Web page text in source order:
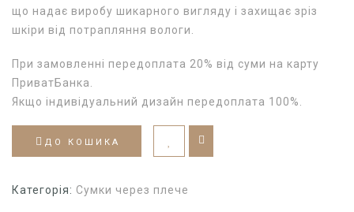
що надає виробу шикарного вигляду і захищає зріз
шкіри від потрапляння вологи.
При замовленні передоплата 20% від суми на карту
ПриватБанка.
Якщо індивідуальний дизайн передоплата 100%.
ДО КОШИКА
Категорія: Сумки через плече